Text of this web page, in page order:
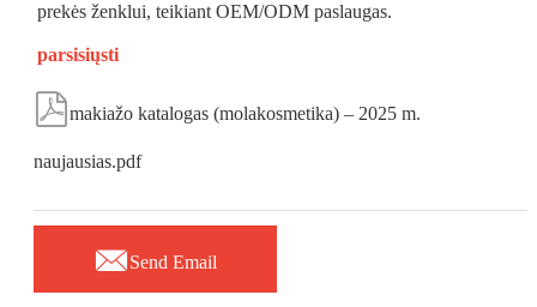
prekės ženklui, teikiant OEM/ODM paslaugas.
parsisiųsti
makiažo katalogas (molakosmetika) – 2025 m.
naujausias.pdf
Send Email